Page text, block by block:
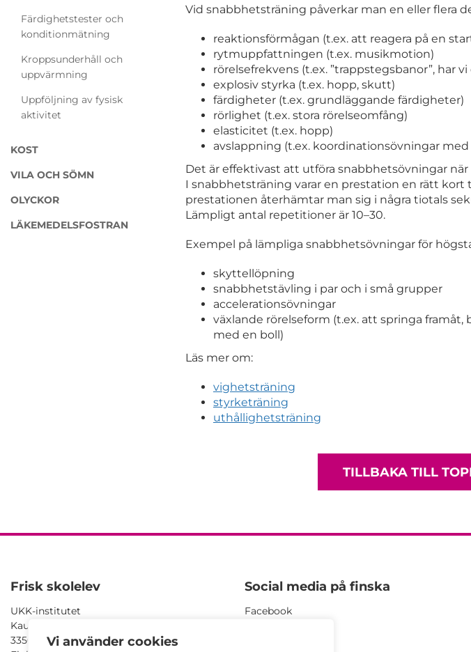
Vi använder cookies
Vid snabbhetsträning påverkar man en eller flera
reaktionsförmågan (t.ex. att reagera på en
rytmuppfattningen (t.ex. musikmotion)
rörelsefrekvens (t.ex. ”trappstegsbanor”, har
explosiv styrka (t.ex. hopp, skutt)
färdigheter (t.ex. grundläggande färdigheter)
rörlighet (t.ex. stora rörelseomfång)
elasticitet (t.ex. hopp)
avslappning (t.ex. koordinationsövningar
Det är effektivast att utföra snabbhetsövningar
I snabbhetsträning varar en prestation en rätt kort
prestationen återhämtar man sig i några tiotals
Lämpligt antal repetitioner är 10–30.
Exempel på lämpliga snabbhetsövningar för
skyttellöpning
snabbhetstävling i par och i små grupper
accelerationsövningar
växlande rörelseform (t.ex. att springa framåt,
med en boll)
Läs mer om:
vighetsträning
styrketräning
uthållighetsträning
TILLBAKA TILL
Färdighetstester och
konditionmätning
Kroppsunderhåll och
uppvärmning
Uppföljning av fysisk
aktivitet
KOST
VILA OCH SÖMN
OLYCKOR
LÄKEMEDELSFOSTRAN
Frisk skolelev
UKK-institutet
Kaupinpuistonkatu 1
33500 Tampere
Social media på finska
Facebook